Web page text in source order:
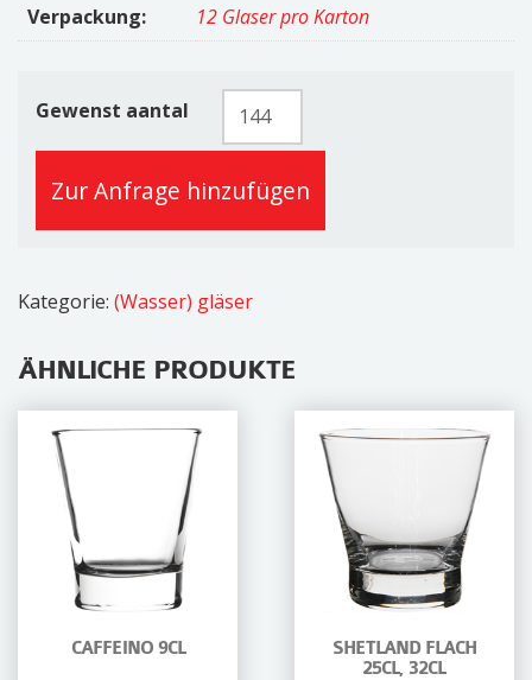
Verpackung:
12 Glaser pro Karton
Gewenst aantal
Casablanca
14cl,
25cl
Menge
Zur Anfrage hinzufügen
Kategorie: (Wasser) gläser
ÄHNLICHE PRODUKTE
CAFFEINO 9CL
SHETLAND FLACH
25CL, 32CL